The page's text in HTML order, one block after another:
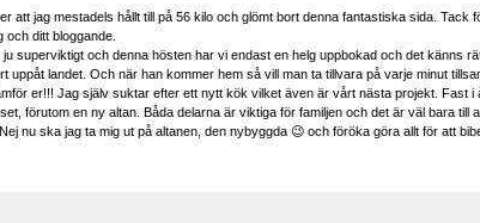
att jag mestadels hållt till på 56 kilo och glömt bort denna fantastiska sida. Tack
och ditt bloggande.
superviktigt och denna hösten har vi endast en helg uppbokad och det känns
uppåt landet. Och när han kommer hem så vill man ta tillvara på varje minut
er!!! Jag själv suktar efter ett nytt kök vilket även är vårt nästa projekt. Fast i
förutom en ny altan. Båda delarna är viktiga för familjen och det är väl bara till
nu ska jag ta mig ut på altanen, den nybyggda 😉 och föröka göra allt för att